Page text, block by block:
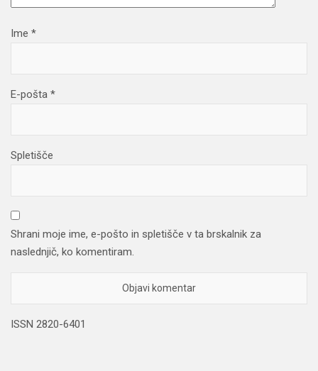
Ime *
E-pošta *
Spletišče
Shrani moje ime, e-pošto in spletišče v ta brskalnik za
naslednjič, ko komentiram.
ISSN 2820-6401